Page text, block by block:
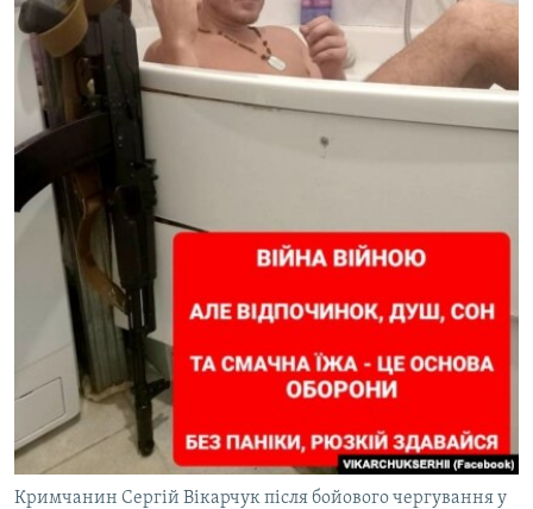
Кримчанин Сергій Вікарчук після бойового чергування у